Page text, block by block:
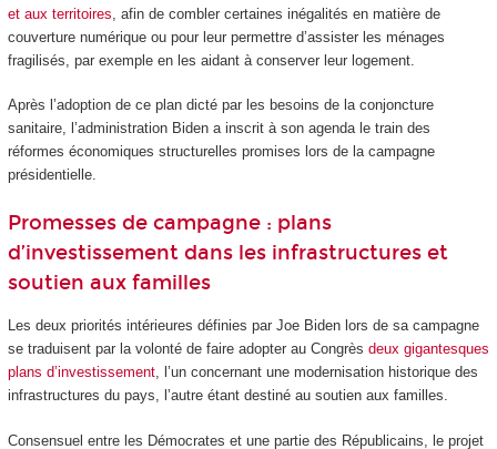
et aux territoires , afin de combler certaines inégalités en matière de
couverture numérique ou pour leur permettre d’assister les ménages
fragilisés, par exemple en les aidant à conserver leur logement.
Après l’adoption de ce plan dicté par les besoins de la conjoncture
sanitaire, l’administration Biden a inscrit à son agenda le train des
réformes économiques structurelles promises lors de la campagne
présidentielle.
Promesses de campagne : plans
d’investissement dans les infrastructures et
soutien aux familles
Les deux priorités intérieures définies par Joe Biden lors de sa campagne
se traduisent par la volonté de faire adopter au Congrès deux gigantesques
plans d’investissement, l’un concernant une modernisation historique des
infrastructures du pays, l’autre étant destiné au soutien aux familles.
Consensuel entre les Démocrates et une partie des Républicains, le projet